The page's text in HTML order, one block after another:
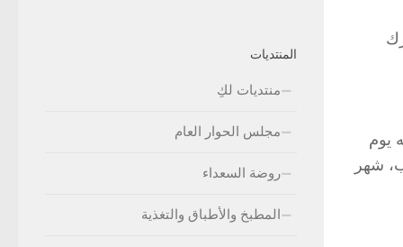
يوم
شهر
المنتديات
منتديات لكِ
مجلس الحوار العام
روضة السعداء
المطبخ والأطباق والتغذية